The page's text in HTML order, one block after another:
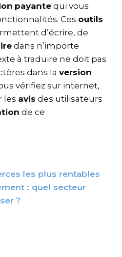
payante qui vous
Ces outils
d’écrire, de
dans n’importe
à traduire ne doit pas
dans la version
vérifiez sur internet,
les avis des utilisateurs
de ce
les plus rentables
: quel secteur
?